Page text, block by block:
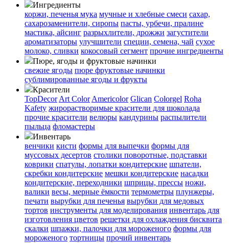
Ингредиенты
коржи, печенья мука мучные и хлебные смеси сахар,
сахарозаменители, сиропы пасты, урбечи, пралине
мастика, айсинг разрыхлители, дрожжи загустители
ароматизаторы улучшители специи, семена, чай сухое
молоко, сливки кокосовый сегмент прочие ингредиенты
Пюре, ягоды и фруктовые начинки
свежие ягоды пюре фруктовые начинки
сублимированные ягоды и фрукты
Красители
TopDecor Art Color Americolor Glican Colorgel Roha
Kafety жирорастворимые красители для шоколада
прочие красители велюры кандурины распылители
пыльца фломастеры
Инвентарь
венчики кисти формы для выпечки формы для
муссовых десертов столики поворотные, подставки
коврики cпатулы, лопатки кондитерские шпатели,
скребки кондитерские мешки кондитерские насадки
кондитерские, переходники шприцы, прессы ножи,
валики весы, мерные ёмкости термометры плунжеры,
печати вырубки для печенья вырубки для медовых
тортов инструменты для моделирования инвентарь для
изготовления цветов решетки для охлаждения бисквита
скалки шпажки, палочки для мороженого формы для
мороженого тортницы прочий инвентарь